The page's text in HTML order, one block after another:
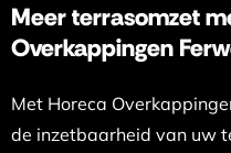
Meer terrasomzet
Overkappingen
Met Horeca
de inzetbaarheid van uw